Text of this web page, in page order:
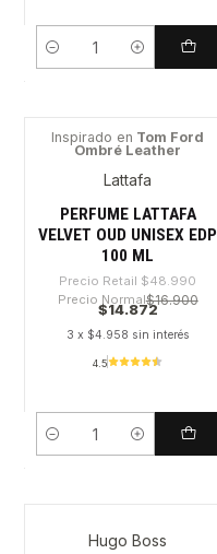
Cantidad
Inspirado en Tom Ford
Ombré Leather
Lattafa
PERFUME LATTAFA
VELVET OUD UNISEX EDP
100 ML
Precio Retail $48.990
Precio Normal$16.900
$14.872
3 x $4.958 sin interés
4.5
Cantidad
Hugo Boss